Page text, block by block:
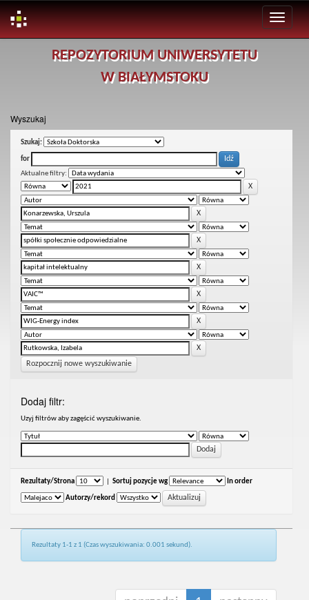
REPOZYTORIUM UNIWERSYTETU
W BIAŁYMSTOKU
Wyszukaj
Szukaj:
for
Aktualne filtry:
Rozpocznij nowe wyszukiwanie
Dodaj filtr:
Uzyj filtrów aby zagęścić wyszukiwanie.
Rezultaty/Strona Sortuj pozycje wg In order
Autorzy/rekord
Rezultaty 1-1 z 1 (Czas wyszukiwania: 0.001 sekund).